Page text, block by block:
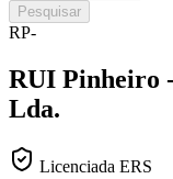
Pesquisar
RP-
RUI Pinheiro
Lda.
Licenciada ERS